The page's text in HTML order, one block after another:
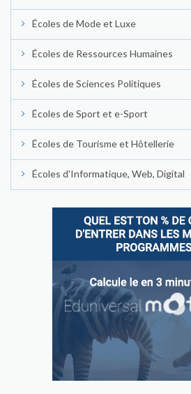
Écoles de Mode et Luxe
Écoles de Ressources Humaines
Écoles de Sciences Politiques
Écoles de Sport et e-Sport
Écoles de Tourisme et Hôtellerie
Écoles d'Informatique, Web, Digital